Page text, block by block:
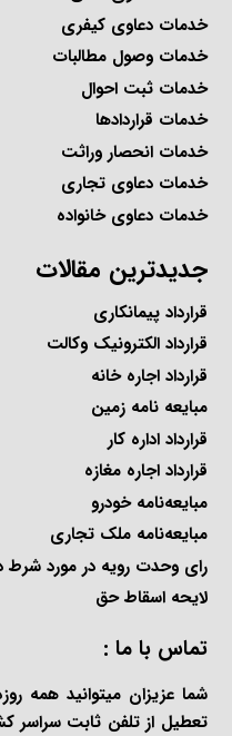
خدمات دعاوی کیفری
خدمات وصول مطالبات
خدمات ثبت احوال
خدمات قراردادها
خدمات انحصار وراثت
خدمات دعاوی تجاری
خدمات دعاوی خانواده
جدیدترین مقالات
قرارداد پیمانکاری
قرارداد الکترونیک وکالت
قرارداد اجاره خانه
مبایعه نامه زمین
قرارداد اداره کار
قرارداد اجاره مغازه
مبایعه‌نامه خودرو
مبایعه‌نامه ملک تجاری
رای وحدت رویه در مورد شرط
لایحه اسقاط حق
تماس با ما :
تعطیل از تلفن ثابت